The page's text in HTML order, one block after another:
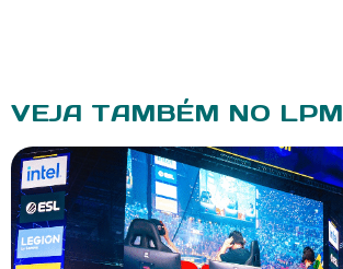
VEJA TAMBÉM NO LPM